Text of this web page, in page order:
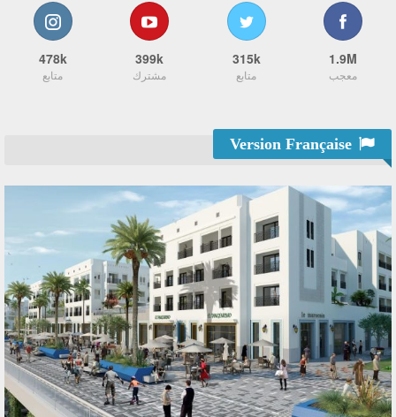
1.9M
معجب
315k
متابع
399k
مشترك
478k
متابع